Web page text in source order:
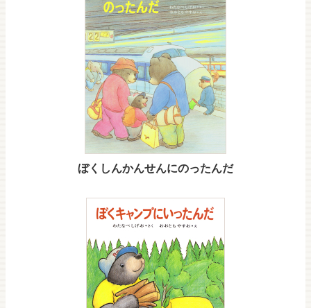
ぼくしんかんせんにのったんだ